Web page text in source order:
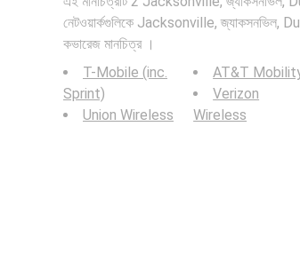
নেটওয়ার্কগুলিকে Jacksonville, জ্যাকসনভিল,
কভারেজ মানচিত্র ।
T-Mobile (inc.
Sprint)
Union Wireless
AT&T
Verizon
Wireless